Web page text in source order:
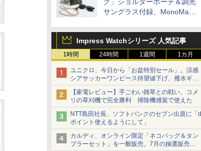
サングラス付録、MonoMax
Impress Watchシリーズ 人気記事
1時間 24時間 1週間 1カ月
ユニクロ、今日から「お盆特別セール」。涼感
シアサッカーワンピース待望値下げ、撥水ギア
ショーツは1990円に
【家電レビュー】手ごわい雑草との戦い、コメ
リの草刈機で完全勝利 掃除機感覚で使えた
NTT島田社長、ソフトバンクのセブン出資に「d
ポイント使えるようにして」
カルディ、オンライン限定「ネコバッグ＆タン
ブラーセット」を一般販売。7月の抽選販売の